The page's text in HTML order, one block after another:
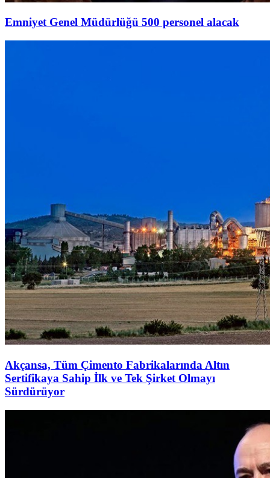
Emniyet Genel Müdürlüğü 500 personel alacak
Akçansa, Tüm Çimento Fabrikalarında Altın
Sertifikaya Sahip İlk ve Tek Şirket Olmayı
Sürdürüyor